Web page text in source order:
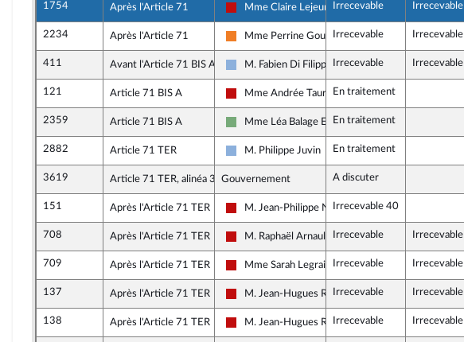
1754 Après l'Article 71
La France insoumise - Nouveau Front Populaire
Mme Claire LejeuneIrrecevable Irrecevable
2234 Après l'Article 71
Les Démocrates
Mme Perrine GouletIrrecevable Irrecevable
411 Avant l'Article 71 BIS A
Droite Républicaine
M. Fabien Di Filippo Irrecevable Irrecevable
121 Article 71 BIS A
La France insoumise - Nouveau Front Populaire
Mme Andrée TaurinyaEn traitement
2359 Article 71 BIS A
Écologiste et Social
Mme Léa Balage El MarikyEn traitement
2882 Article 71 TER
Droite Républicaine
M. Philippe Juvin En traitement
3619 Article 71 TER, alinéa 3 Gouvernement A discuter
151 Après l'Article 71 TER
La France insoumise - Nouveau Front Populaire
M. Jean-Philippe NilorIrrecevable 40
708 Après l'Article 71 TER
La France insoumise - Nouveau Front Populaire
M. Raphaël Arnault Irrecevable Irrecevable
709 Après l'Article 71 TER
La France insoumise - Nouveau Front Populaire
Mme Sarah Legrain Irrecevable Irrecevable
137 Après l'Article 71 TER
La France insoumise - Nouveau Front Populaire
M. Jean-Hugues RatenonIrrecevable Irrecevable
138 Après l'Article 71 TER
La France insoumise - Nouveau Front Populaire
M. Jean-Hugues RatenonIrrecevable Irrecevable